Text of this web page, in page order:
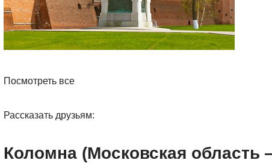
Посмотреть все
Рассказать друзьям:
Коломна (Московская